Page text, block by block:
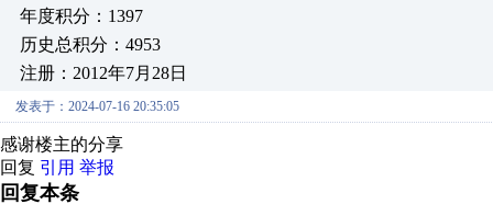
年度积分：1397
历史总积分：4953
注册：2012年7月28日
发表于：2024-07-16 20:35:05
感谢楼主的分享
回复 引用 举报
回复本条